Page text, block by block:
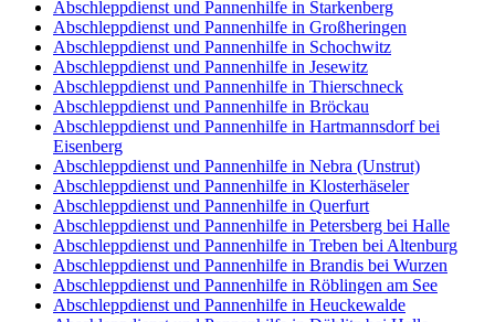
Abschleppdienst und Pannenhilfe in Starkenberg
Abschleppdienst und Pannenhilfe in Großheringen
Abschleppdienst und Pannenhilfe in Schochwitz
Abschleppdienst und Pannenhilfe in Jesewitz
Abschleppdienst und Pannenhilfe in Thierschneck
Abschleppdienst und Pannenhilfe in Bröckau
Abschleppdienst und Pannenhilfe in Hartmannsdorf bei
Eisenberg
Abschleppdienst und Pannenhilfe in Nebra (Unstrut)
Abschleppdienst und Pannenhilfe in Klosterhäseler
Abschleppdienst und Pannenhilfe in Querfurt
Abschleppdienst und Pannenhilfe in Petersberg bei Halle
Abschleppdienst und Pannenhilfe in Treben bei Altenburg
Abschleppdienst und Pannenhilfe in Brandis bei Wurzen
Abschleppdienst und Pannenhilfe in Röblingen am See
Abschleppdienst und Pannenhilfe in Heuckewalde